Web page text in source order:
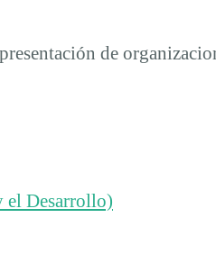
de
el Desarrollo)